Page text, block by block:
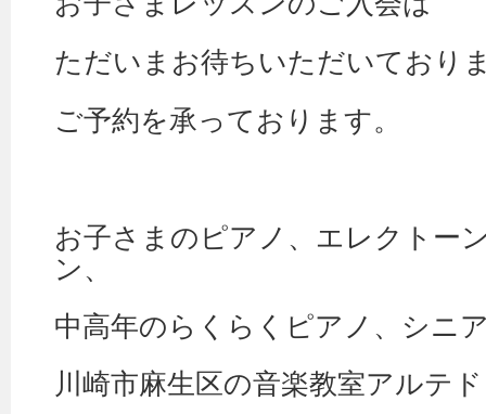
ただいまお待ちいただいており
ご予約を承っております。
お子さまのピアノ、エレクトー
ン、
中高年のらくらくピアノ、シニ
川崎市麻生区の音楽教室アルテ